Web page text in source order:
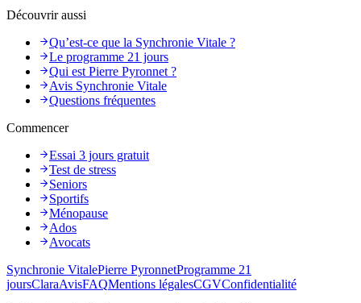
Découvrir aussi
Qu’est-ce que la Synchronie Vitale ?
Le programme 21 jours
Qui est Pierre Pyronnet ?
Avis Synchronie Vitale
Questions fréquentes
Commencer
Essai 3 jours gratuit
Test de stress
Seniors
Sportifs
Ménopause
Ados
Avocats
Synchronie VitalePierre PyronnetProgramme 21
joursClaraAvisFAQMentions légalesCGVConfidentialité